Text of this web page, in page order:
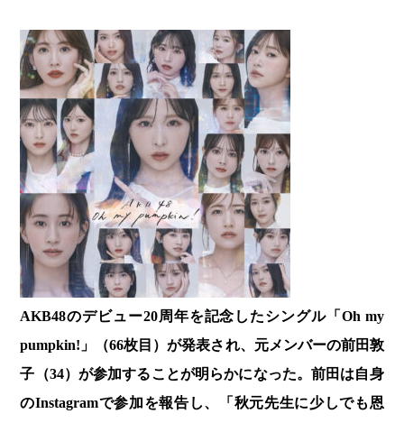
AKB48のデビュー20周年を記念したシングル「Oh my
pumpkin!」（66枚目）が発表され、元メンバーの前田敦
子（34）が参加することが明らかになった。前田は自身
のInstagramで参加を報告し、「秋元先生に少しでも恩